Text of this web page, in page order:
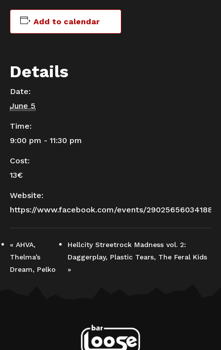
Add to calendar
Details
Date:
June 5
Time:
9:00 pm - 11:30 pm
Cost:
13€
Website:
https://www.facebook.com/events/
« AHVA,
Thelma’s
Dream, Pelko
Hellcity Streetrock Madness vol. 2:
Daggerplay, Plastic Tears, The Feral Kids
»